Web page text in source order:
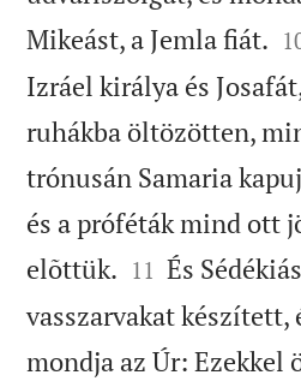
Mikeást, a Jemla fiát. 
Izráel királya és
ruhákba öltözötten,
trónusán Samaria
és a próféták mind ott
elõttük. 

11 És
vasszarvakat készített,
mondja az Úr: Ezekkel